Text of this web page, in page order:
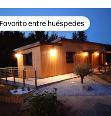
entre huéspedes preferido
Favorito entre huéspedes